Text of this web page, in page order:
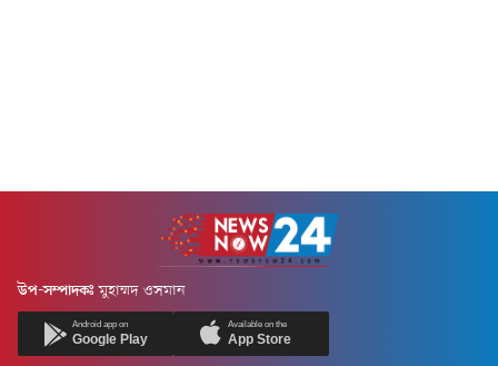
উপ-সম্পাদকঃ মুহাম্মদ ওসমান
Android app on
Google Play
Available on the
App Store